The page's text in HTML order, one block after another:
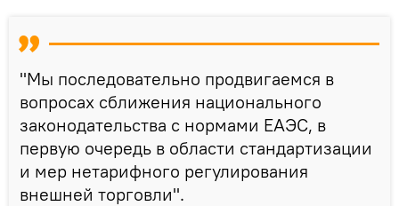
"Мы последовательно продвигаемся в
вопросах сближения национального
законодательства с нормами ЕАЭС, в
первую очередь в области стандартизации
и мер нетарифного регулирования
внешней торговли".